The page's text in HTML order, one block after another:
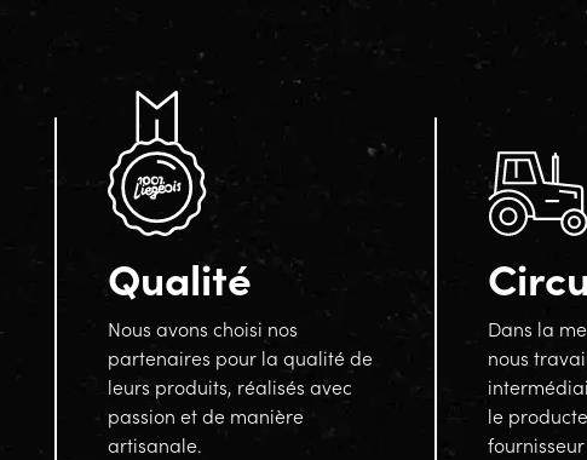
Qualité
Nous avons choisi nos
partenaires pour la qualité de
leurs produits, réalisés avec
passion et de manière
artisanale.
Dans la
nous
le